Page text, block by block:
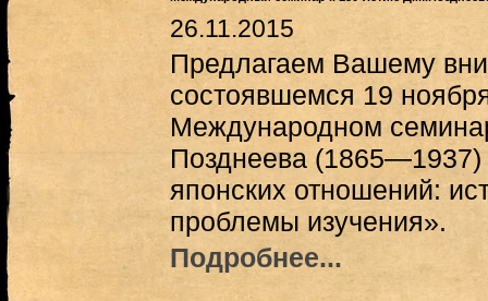
26.11.2015
Предлагаем Вашему
состоявшемся 19
Международном
Позднеева (1865—1937)
японских отношений:
проблемы изучения».
Подробнее...